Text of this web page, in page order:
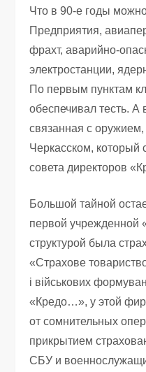
Что в 90-е годы
Предприятия,
фрахт, аварийно-
электростанции,
По первым пунктам
обеспечивал тесть. А
связанная с
Черкасском, который
совета директоров
Большой тайной
первой учрежденной
структурой была
«Страхове
i вiйськових
«Кредо…», у этой
от сомнительных
прикрытием
СБУ и